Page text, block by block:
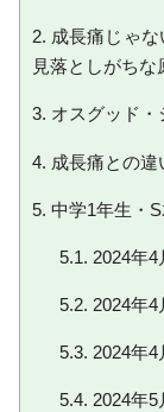
2. 成長痛じゃ
見落としがちな
3. オスグッド・
4. 成長痛との違
5. 中学1年生・
5.1. 2024年4
5.2. 2024年4
5.3. 2024年4
5.4. 2024年5